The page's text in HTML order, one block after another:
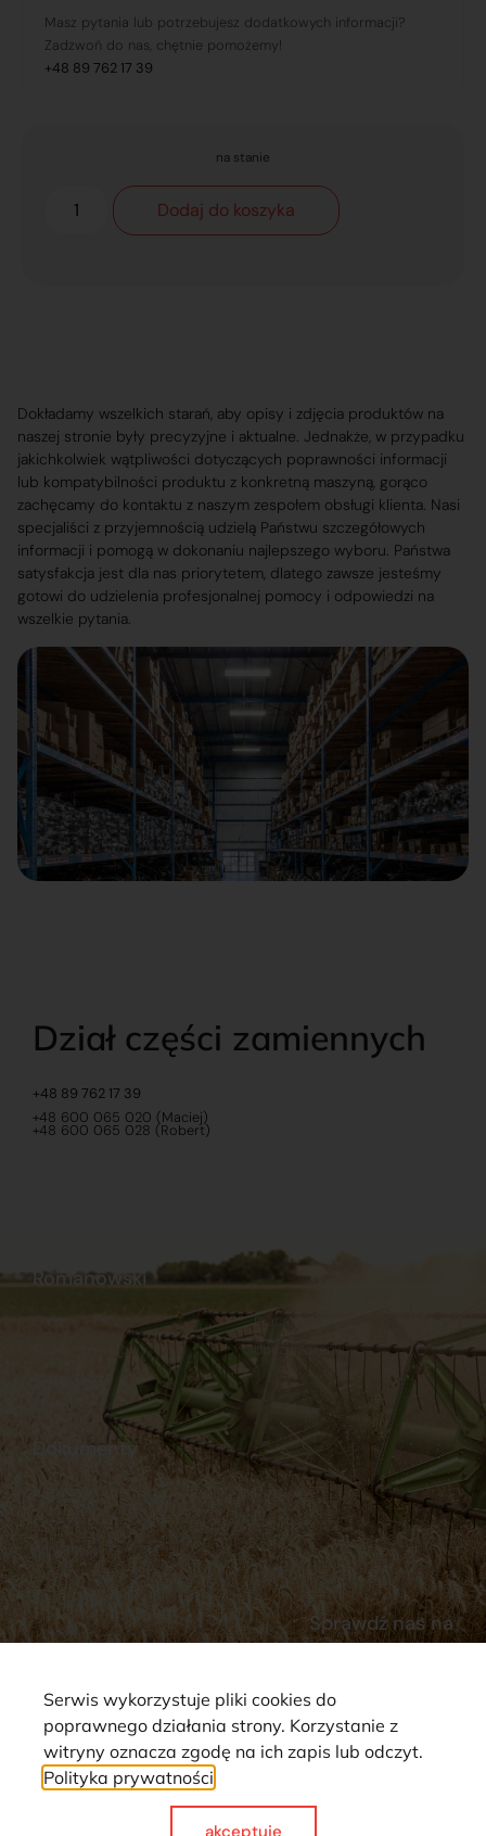
Masz pytania lub potrzebujesz dodatkowych informacji?
Zadzwoń do nas, chętnie pomożemy!
+48 89 762 17 39
na stanie
Dodaj do koszyka
Dokładamy wszelkich starań, aby opisy i zdjęcia produktów na
naszej stronie były precyzyjne i aktualne. Jednakże, w przypadku
jakichkolwiek wątpliwości dotyczących poprawności informacji
lub kompatybilności produktu z konkretną maszyną, gorąco
zachęcamy do kontaktu z naszym zespołem obsługi klienta. Nasi
specjaliści z przyjemnością udzielą Państwu szczegółowych
informacji i pomogą w dokonaniu najlepszego wyboru. Państwa
satysfakcja jest dla nas priorytetem, dlatego zawsze jesteśmy
gotowi do udzielenia profesjonalnej pomocy i odpowiedzi na
wszelkie pytania.
Dział części zamiennych
+48 89 762 17 39
+48 600 065 020 (Maciej)
+48 600 065 028 (Robert)
Dokumenty
Regulamin
Polityka prywatności
Reklamacje i zwroty
Dostawy
Płatności
Romanowski
Sklep internetowy
Praca
Ubezpieczenia
Sprawdź nas na
Strona wykorzystuje pliki cookie. Wszystkie prawa zastrzeżone ©
Serwis wykorzystuje pliki cookies do
poprawnego działania strony. Korzystanie z
witryny oznacza zgodę na ich zapis lub odczyt.
Polityka prywatności
akceptuje